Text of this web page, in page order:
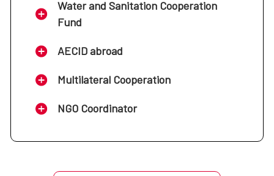
Water and Sanitation Cooperation
Fund
AECID abroad
Multilateral Cooperation
NGO Coordinator